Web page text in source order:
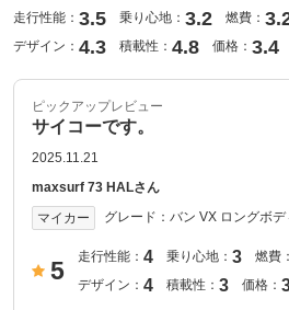
走行性能： 3.5 乗り心地： 3.2 燃費：
デザイン： 4.3 積載性： 4.8 価格： 3.4
ピックアップレビュー
サイコーです。
2025.11.21
maxsurf 73 HALさん
マイカー
グレード： バン VX ロングボ
5
走行性能： 4 乗り心地： 3 燃費：
デザイン： 4 積載性： 3 価格：